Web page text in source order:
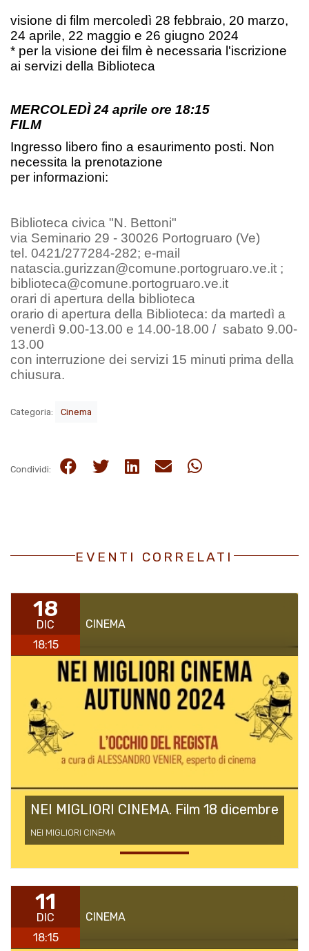
visione di film mercoledì 28 febbraio, 20 marzo,
24 aprile, 22 maggio e 26 giugno 2024
* per la visione dei film è necessaria l'iscrizione
ai servizi della Biblioteca
MERCOLEDÌ 24 aprile ore 18:15
FILM
Ingresso libero fino a esaurimento posti. Non
necessita la prenotazione
per informazioni:
Biblioteca civica "N. Bettoni"
via Seminario 29 - 30026 Portogruaro (Ve)
tel. 0421/277284-282; e-mail
natascia.gurizzan@comune.portogruaro.ve.it ;
biblioteca@comune.portogruaro.ve.it
orari di apertura della biblioteca
orario di apertura della Biblioteca: da martedì a
venerdì 9.00-13.00 e 14.00-18.00 / sabato 9.00-
13.00
con interruzione dei servizi 15 minuti prima della
chiusura.
Categoria: Cinema
Condividi:
EVENTI CORRELATI
18
DIC
18:15
CINEMA
NEI MIGLIORI CINEMA. Film 18 dicembre
NEI MIGLIORI CINEMA
11
DIC
18:15
CINEMA